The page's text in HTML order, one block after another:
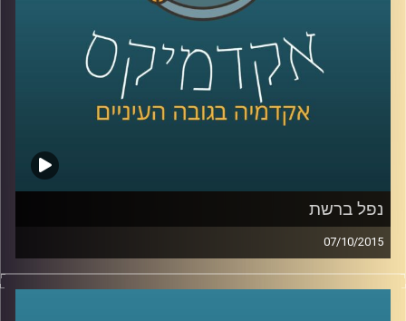
קרדיט תמונות: AudioVersity
נפל ברשת
07/10/2015
הרשת מבלבלת לנו את כל החוקים! פרופסור